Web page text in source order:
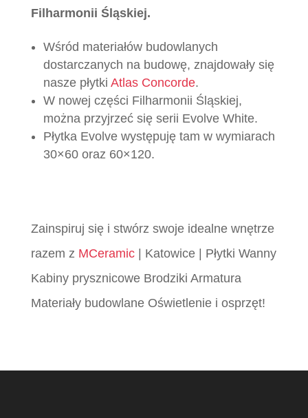
Filharmonii Śląskiej.
Wśród materiałów budowlanych
dostarczanych na budowę, znajdowały się
nasze płytki Atlas Concorde.
W nowej części Filharmonii Śląskiej,
można przyjrzeć się serii Evolve White.
Płytka Evolve występuję tam w wymiarach
30×60 oraz 60×120.
Zainspiruj się i stwórz swoje idealne wnętrze
razem z MCeramic| Katowice | Płytki Wanny
Kabiny prysznicowe Brodziki Armatura
Materiały budowlane Oświetlenie i osprzęt!